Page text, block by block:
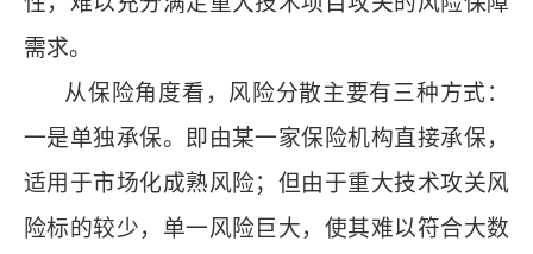
需求。
从保险角度看，风险分散主要有三种方式：
一是单独承保。即由某一家保险机构直接承保，
适用于市场化成熟风险；但由于重大技术攻关风
险标的较少，单一风险巨大，使其难以符合大数